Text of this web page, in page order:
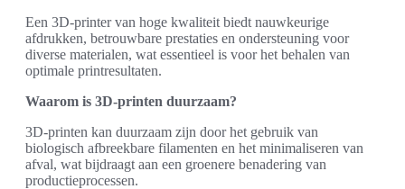
Een 3D-printer van hoge kwaliteit biedt nauwkeurige
afdrukken, betrouwbare prestaties en ondersteuning voor
diverse materialen, wat essentieel is voor het behalen van
optimale printresultaten.
Waarom is 3D-printen duurzaam?
3D-printen kan duurzaam zijn door het gebruik van
biologisch afbreekbare filamenten en het minimaliseren van
afval, wat bijdraagt aan een groenere benadering van
productieprocessen.